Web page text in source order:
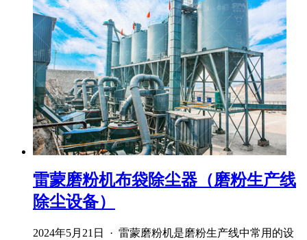
雷蒙磨粉机布袋除尘器（磨粉生产线
除尘设备）
2024年5月21日 · 雷蒙磨粉机是磨粉生产线中常用的设